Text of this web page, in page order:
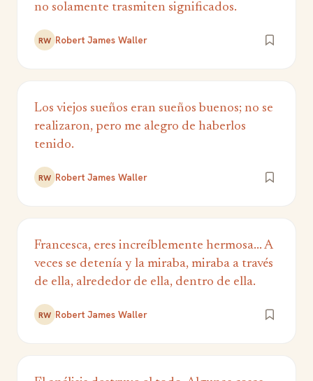
no solamente trasmiten significados.
RW Robert James Waller
Los viejos sueños eran sueños buenos; no se
realizaron, pero me alegro de haberlos
tenido.
RW Robert James Waller
Francesca, eres increíblemente hermosa... A
veces se detenía y la miraba, miraba a través
de ella, alrededor de ella, dentro de ella.
RW Robert James Waller